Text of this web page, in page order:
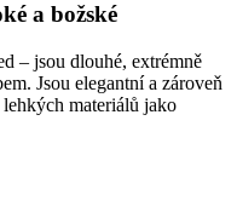
a božské
– jsou dlouhé, extrémně
Jsou elegantní a zároveň
materiálů jako